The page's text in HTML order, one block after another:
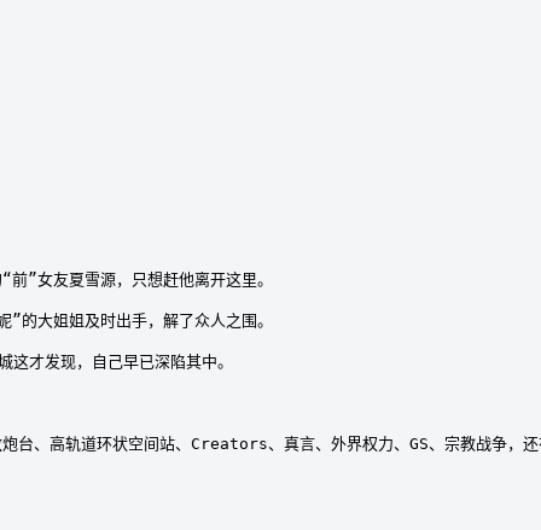
”女友夏雪源，只想赶他离开这里。
的大姐姐及时出手，解了众人之围。
才发现，自己早已深陷其中。
、高轨道环状空间站、Creators、真言、外界权力、GS、宗教战争